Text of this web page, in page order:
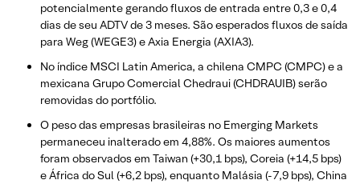
potencialmente gerando fluxos de entrada entre 0,3 e 0,4
dias de seu ADTV de 3 meses. São esperados fluxos de saída
para Weg (WEGE3) e Axia Energia (AXIA3).
No índice MSCI Latin America, a chilena CMPC (CMPC) e a
mexicana Grupo Comercial Chedraui (CHDRAUIB) serão
removidas do portfólio.
O peso das empresas brasileiras no Emerging Markets
permaneceu inalterado em 4,88%. Os maiores aumentos
foram observados em Taiwan (+30,1 bps), Coreia (+14,5 bps)
e África do Sul (+6,2 bps), enquanto Malásia (-7,9 bps), China